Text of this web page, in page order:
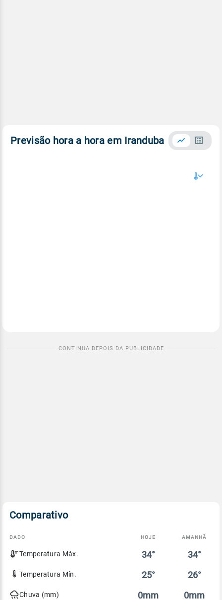
Previsão hora a hora em Iranduba
Comparativo
Comparativo
entre
previsão
hoje
DADO HOJE AMANHÃ
Temperatura Máx. 34° 34°
Temperatura Mín. 25° 26°
Chuva (mm) 0mm 0mm